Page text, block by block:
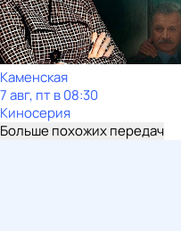
Каменская
7 авг, пт в 08:30
Киносерия
Больше похожих передач